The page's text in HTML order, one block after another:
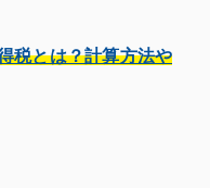
税とは？計算方法や